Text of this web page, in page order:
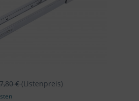
€(Listenpreis)